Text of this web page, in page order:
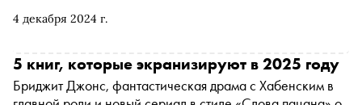
4 декабря 2024 г.
предприятиях «Росатома», а сборку осуществят на
занимают лишь 0,1% от автопарка. Это означает, перед
проектом «Атом» — так будет называться новый
электромобиль — открываются широкие перспективы:
5 книг, которые экранизируют в 2025 году
Бриджит Джонс, фантастическая драма с Хабенским в